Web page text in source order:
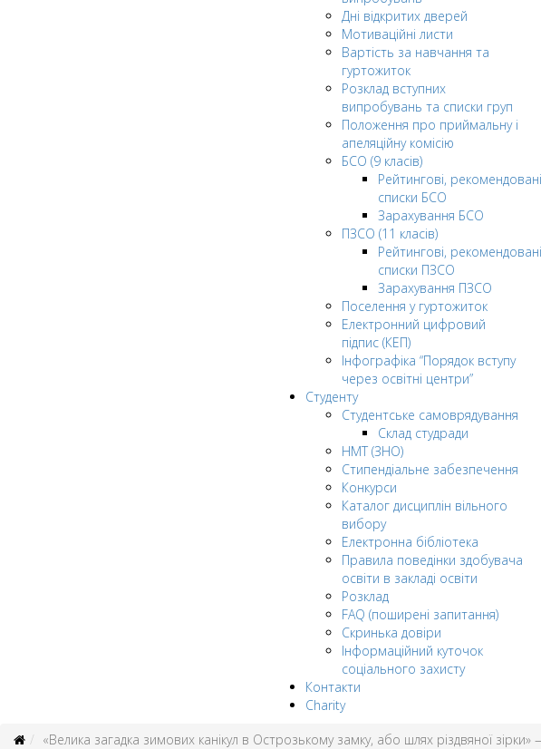
Дні відкритих дверей
Мотиваційні листи
Вартість за навчання та
гуртожиток
Розклад вступних
випробувань та списки груп
Положення про приймальну і
апеляційну комісію
БСО (9 класів)
Рейтингові, рекомендовані
списки БСО
Зарахування БСО
ПЗСО (11 класів)
Рейтингові, рекомендовані
списки ПЗСО
Зарахування ПЗСО
Поселення у гуртожиток
Електронний цифровий
підпис (КЕП)
Інфографіка “Порядок вступу
через освітні центри”
Студенту
Студентське самоврядування
Склад студради
НМТ (ЗНО)
Стипендіальне забезпечення
Конкурси
Каталог дисциплін вільного
вибору
Електронна бібліотека
Правила поведінки здобувача
освіти в закладі освіти
Розклад
FAQ (поширені запитання)
Скринька довіри
Інформаційний куточок
соціального захисту
Контакти
Charity
«Велика загадка зимових канікул в Острозькому замку, або шлях різдвяної